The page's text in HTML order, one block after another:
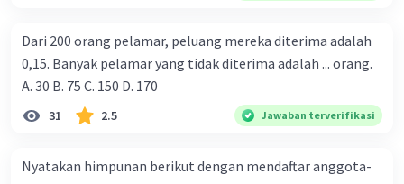
Dari 200 orang pelamar, peluang mereka diterima adalah
0,15. Banyak pelamar yang tidak diterima adalah ... orang.
A. 30 B. 75 C. 150 D. 170
31 2.5 Jawaban terverifikasi
Nyatakan himpunan berikut dengan mendaftar anggota-